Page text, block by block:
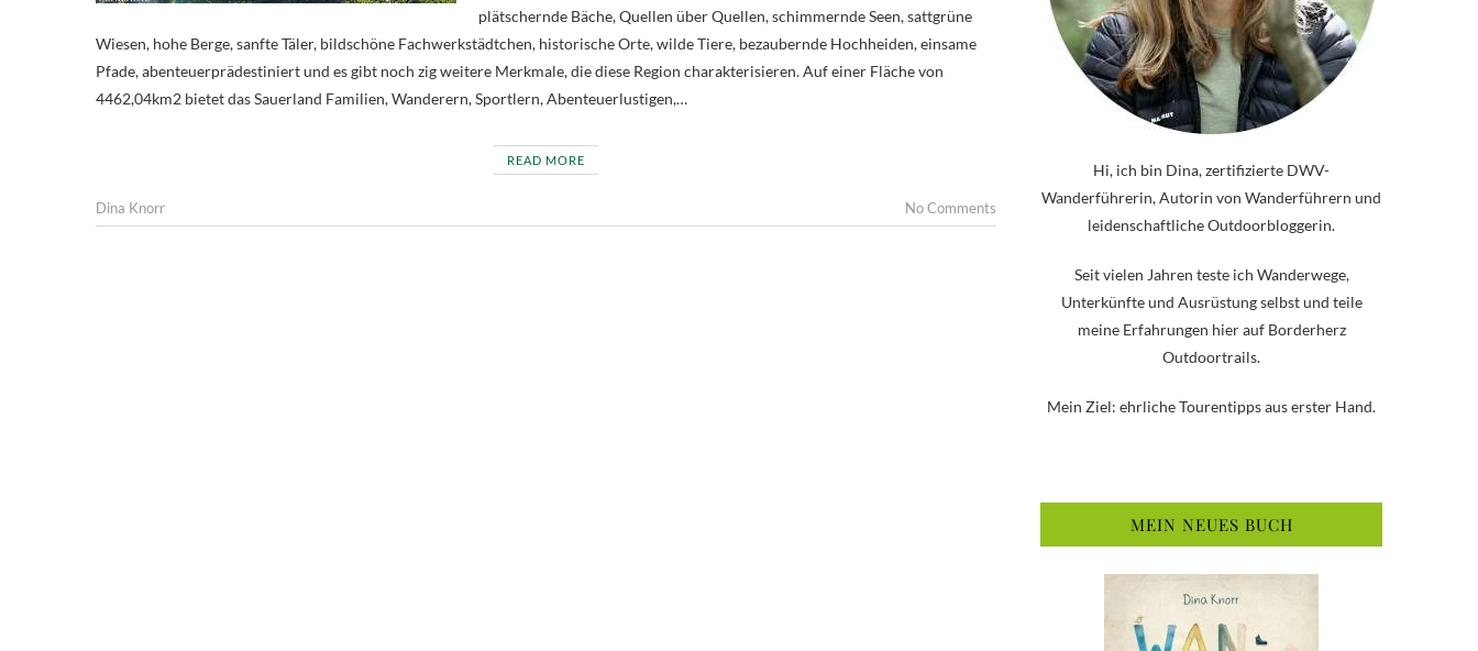
plätschernde Bäche, Quellen über Quellen, schimmernde Seen, sattgrüne
Wiesen, hohe Berge, sanfte Täler, bildschöne Fachwerkstädtchen, historische Orte, wilde Tiere, bezaubernde Hochheiden, einsame
Pfade, abenteuerprädestiniert und es gibt noch zig weitere Merkmale, die diese Region charakterisieren. Auf einer Fläche von
4462,04km2 bietet das Sauerland Familien, Wanderern, Sportlern, Abenteuerlustigen,…
READ MORE
Dina Knorr No Comments
Hi, ich bin Dina, zertifizierte DWV-
Wanderführerin, Autorin von Wanderführern und
leidenschaftliche Outdoorbloggerin.
Seit vielen Jahren teste ich Wanderwege,
Unterkünfte und Ausrüstung selbst und teile
meine Erfahrungen hier auf Borderherz
Outdoortrails.
Mein Ziel: ehrliche Tourentipps aus erster Hand.
MEIN NEUES BUCH